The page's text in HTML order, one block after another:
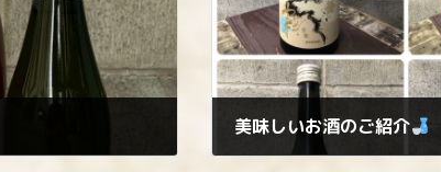
美味しいお酒のご紹介